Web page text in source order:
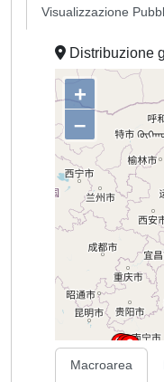
Visualizzazione
Distribuzione
+
–
Macroarea